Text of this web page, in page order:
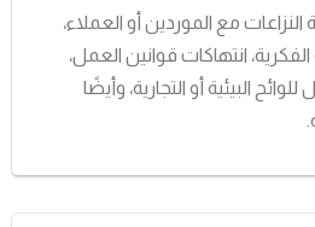
مع الموردين أو العملاء،
انتهاكات قوانين العمل،
البيئية أو التجارية، وأيضًا